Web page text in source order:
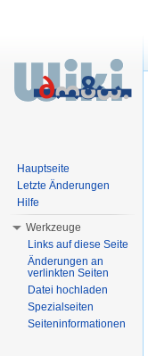
Hauptseite
Letzte Änderungen
Hilfe
Werkzeuge
Links auf diese Seite
Änderungen an
verlinkten Seiten
Datei hochladen
Spezialseiten
Seiteninformationen